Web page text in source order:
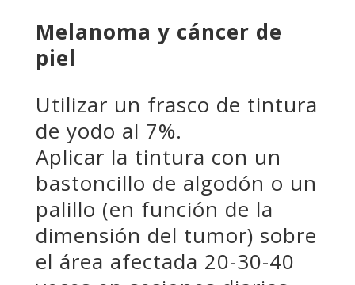
Melanoma y cáncer de
piel
Utilizar un frasco de tintura
de yodo al 7%.
Aplicar la tintura con un
bastoncillo de algodón o un
palillo (en función de la
dimensión del tumor) sobre
el área afectada 20-30-40